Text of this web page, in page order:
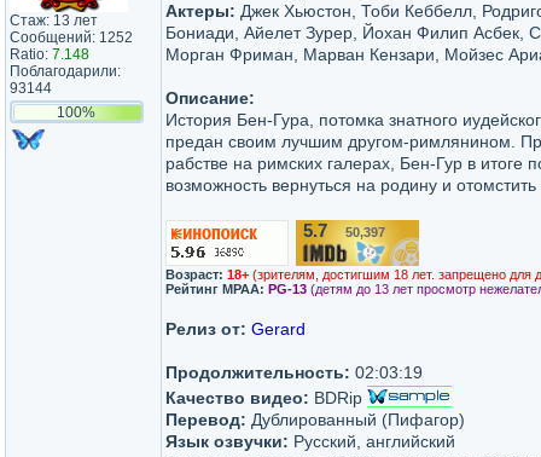
Стаж: 13 лет
Сообщений: 1252
Ratio: 7.148
Поблагодарили:
93144
100%
Актеры: Джек Хьюстон, Тоби Кеббелл,
Бониади, Айелет Зурер, Йохан Филип Асбек,
Морган Фриман, Марван Кензари, Мойзес
Описание:
История Бен-Гура, потомка знатного
предан своим лучшим другом-римлянином.
рабстве на римских галерах, Бен-Гур в итоге
возможность вернуться на родину и отомстить
5.7 50,397
Возраст: 18+ (зрителям, достигшим 18 лет. запрещено для
Рейтинг MPAA: PG-13 (детям до 13 лет просмотр
Релиз от: Gerard
Продолжительность: 02:03:19
Качество видео: BDRip
Перевод: Дублированный (Пифагор)
Язык озвучки: Русский, английский